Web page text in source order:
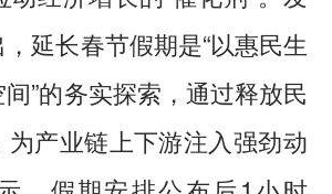
延长春节假期是“以惠民生
”的务实探索，通过释放民
产业链上下游注入强劲动